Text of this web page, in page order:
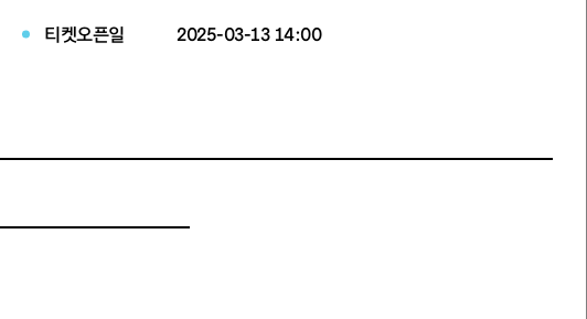
티켓오픈일 2025-03-13 14:00